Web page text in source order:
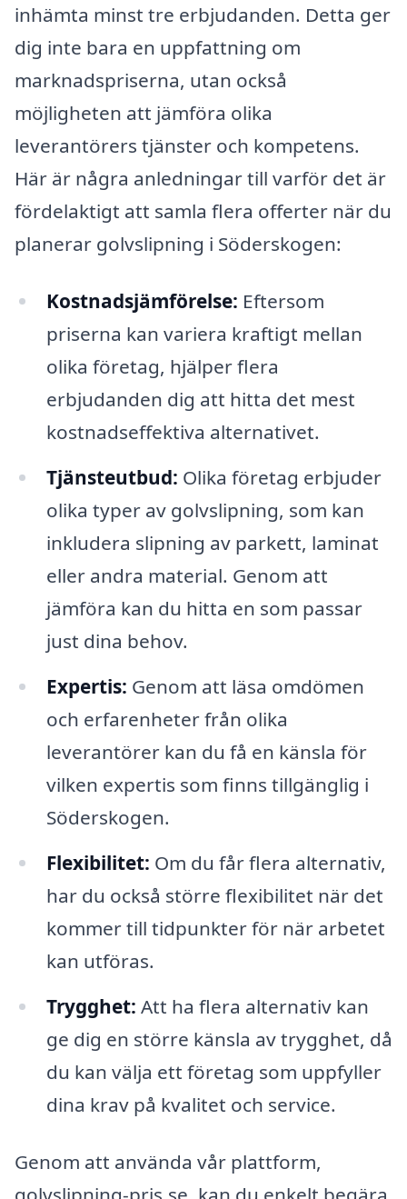
inhämta minst tre erbjudanden. Detta ger
dig inte bara en uppfattning om
marknadspriserna, utan också
möjligheten att jämföra olika
leverantörers tjänster och kompetens.
Här är några anledningar till varför det är
fördelaktigt att samla flera offerter när du
planerar golvslipning i Söderskogen:
Kostnadsjämförelse: Eftersom
priserna kan variera kraftigt mellan
olika företag, hjälper flera
erbjudanden dig att hitta det mest
kostnadseffektiva alternativet.
Tjänsteutbud: Olika företag erbjuder
olika typer av golvslipning, som kan
inkludera slipning av parkett, laminat
eller andra material. Genom att
jämföra kan du hitta en som passar
just dina behov.
Expertis: Genom att läsa omdömen
och erfarenheter från olika
leverantörer kan du få en känsla för
vilken expertis som finns tillgänglig i
Söderskogen.
Flexibilitet: Om du får flera alternativ,
har du också större flexibilitet när det
kommer till tidpunkter för när arbetet
kan utföras.
Trygghet: Att ha flera alternativ kan
ge dig en större känsla av trygghet, då
du kan välja ett företag som uppfyller
dina krav på kvalitet och service.
Genom att använda vår plattform,